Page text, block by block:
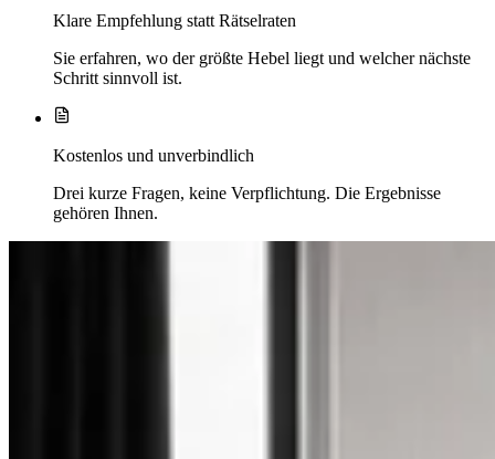
Klare Empfehlung statt Rätselraten
Sie erfahren, wo der größte Hebel liegt und welcher nächste
Schritt sinnvoll ist.
Kostenlos und unverbindlich
Drei kurze Fragen, keine Verpflichtung. Die Ergebnisse
gehören Ihnen.